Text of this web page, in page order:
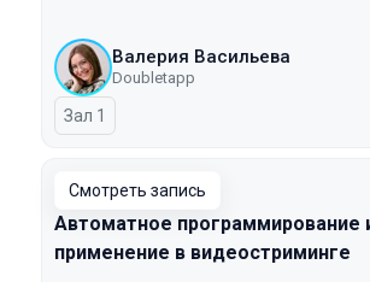
Валерия Васильева
Doubletapp
Зал 1
Смотреть запись
Автоматное программирование
применение в видеостриминге